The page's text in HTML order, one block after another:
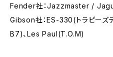
Fender社：Jazzmaster /
Gibson社：ES-330(トラピー
B7)、Les Paul(T.O.M)